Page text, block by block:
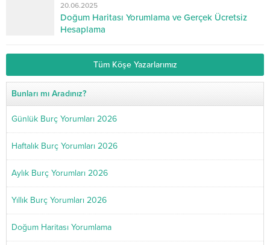
20.06.2025
Doğum Haritası Yorumlama ve Gerçek Ücretsiz
Hesaplama
Tüm Köşe Yazarlarımız
Bunları mı Aradınız?
Günlük Burç Yorumları 2026
Haftalık Burç Yorumları 2026
Aylık Burç Yorumları 2026
Yıllık Burç Yorumları 2026
Doğum Haritası Yorumlama